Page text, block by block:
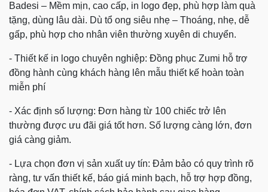
Badesi – Mềm mịn, cao cấp, in logo đẹp, phù hợp làm quà
tặng, dùng lâu dài. Dù tổ ong siêu nhẹ – Thoáng, nhẹ, dễ
gấp, phù hợp cho nhân viên thường xuyên di chuyển.
- Thiết kế in logo chuyên nghiệp: Đồng phục Zumi hỗ trợ
đồng hành cùng khách hàng lên mẫu thiết kế hoàn toàn
miễn phí
- Xác định số lượng: Đơn hàng từ 100 chiếc trở lên
thường được ưu đãi giá tốt hơn. Số lượng càng lớn, đơn
giá càng giảm.
- Lựa chọn đơn vị sản xuất uy tín: Đảm bảo có quy trình rõ
ràng, tư vấn thiết kế, báo giá minh bạch, hỗ trợ hợp đồng,